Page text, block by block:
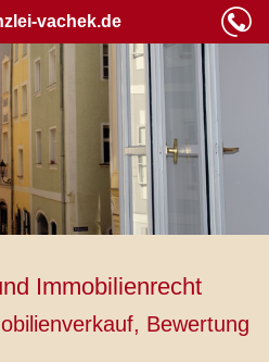
vachek.de
Immobilienrecht
Bewertung